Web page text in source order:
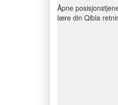
Åpne
lære din Qibla